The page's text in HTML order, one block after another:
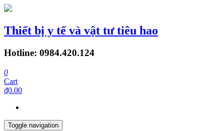
Thiết bị y tế và vật tư tiêu hao
Hotline: 0984.420.124
0
Cart
₫0.00
Toggle navigation